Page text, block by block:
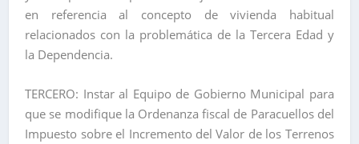
en referencia al concepto de vivienda habitual
relacionados con la problemática de la Tercera Edad y
la Dependencia.
TERCERO: Instar al Equipo de Gobierno Municipal para
que se modifique la Ordenanza fiscal de Paracuellos del
Impuesto sobre el Incremento del Valor de los Terrenos